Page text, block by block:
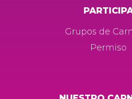
Grupos de
Permiso